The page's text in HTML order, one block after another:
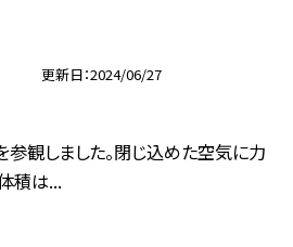
更新日 2024/06/27
観しました。閉じ込めた空気に力
積は...